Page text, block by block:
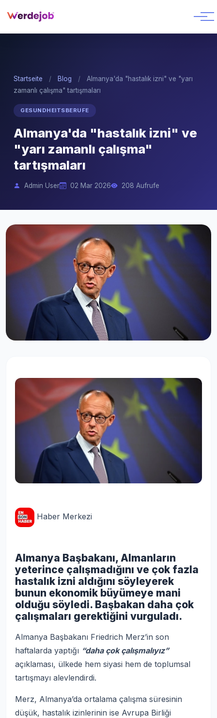
Startseite / Blog /
Almanya'da "hastalık izni" ve "yarı
zamanlı çalışma" tartışmaları
GESUNDHEITSBERUFE
Almanya'da "hastalık izni" ve
"yarı zamanlı çalışma"
tartışmaları
Admin User 02 Mar 2026 208 Aufrufe
Haber Merkezi
Almanya Başbakanı, Almanların
yeterince çalışmadığını ve çok fazla
hastalık izni aldığını söyleyerek
bunun ekonomik büyümeye mani
olduğu söyledi. Başbakan daha çok
çalışmaları gerektiğini vurguladı.
Almanya Başbakanı Friedrich Merz’in son
haftalarda yaptığı “daha çok çalışmalıyız”
açıklaması, ülkede hem siyasi hem de toplumsal
tartışmayı alevlendirdi.
Merz, Almanya’da ortalama çalışma süresinin
düşük, hastalık izinlerinin ise Avrupa Birliği